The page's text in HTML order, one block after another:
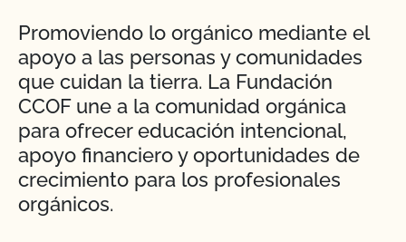
Promoviendo lo orgánico mediante el
apoyo a las personas y comunidades
que cuidan la tierra. La Fundación
CCOF une a la comunidad orgánica
para ofrecer educación intencional,
apoyo financiero y oportunidades de
crecimiento para los profesionales
orgánicos.